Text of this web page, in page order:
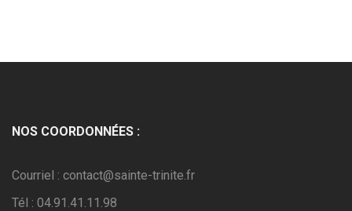
NOS COORDONNÉES :
Courriel : contact@sainte-trinite.fr
Tél : 04.91.41.11.98